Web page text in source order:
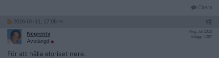
Citera
2026-04-11, 17:08 #2
Negreritv
Avstängd
Reg: Jul 2023
Inlägg: 1 287
För att hålla elpriset nere.